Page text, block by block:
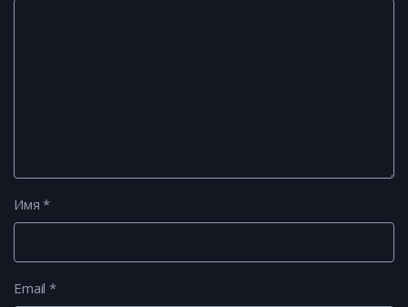
Имя*
Email*